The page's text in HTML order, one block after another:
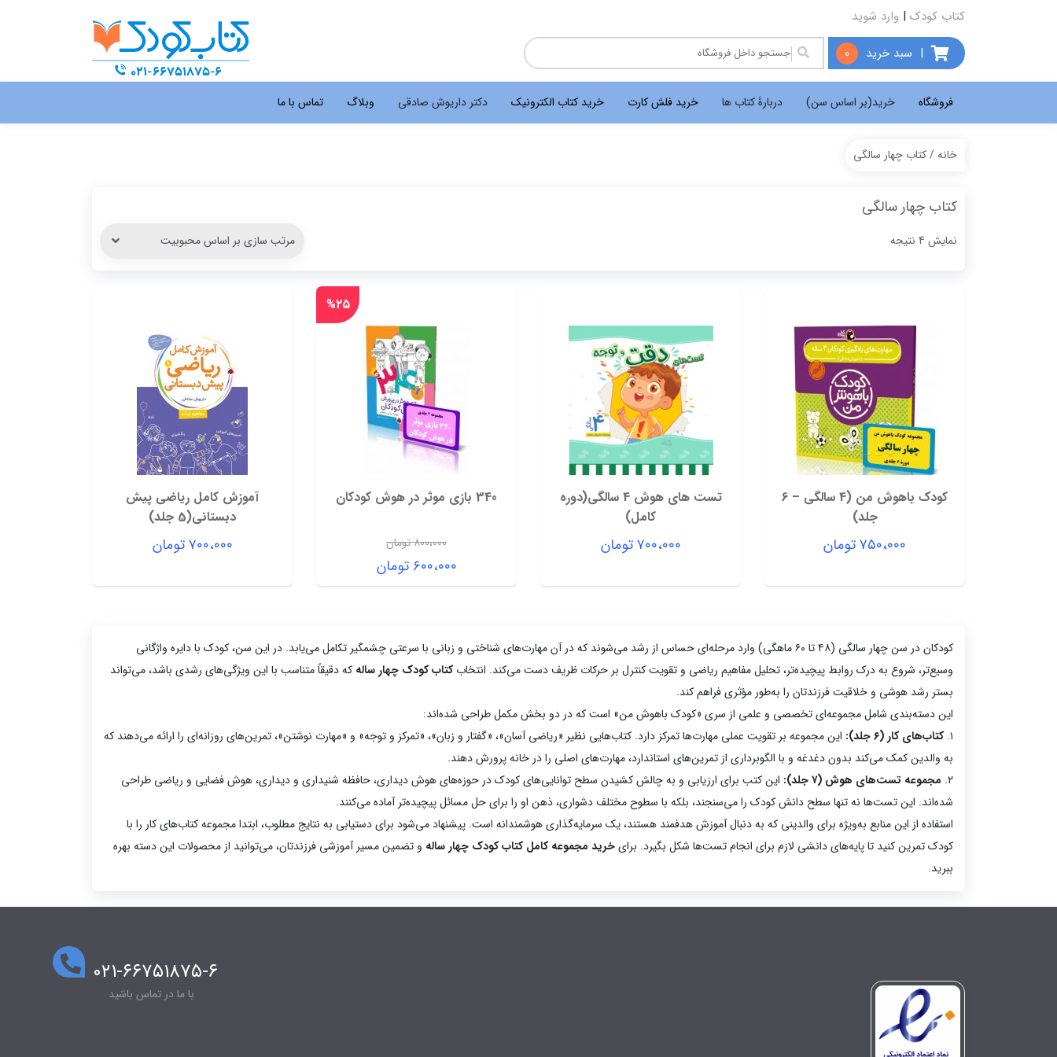
کتاب کودک | وارد شوید
| سبد خرید 0
فروشگاه خرید(بر اساس سن) دربارۀ کتاب ها خرید فلش کارت خرید کتاب الکترونیک دکتر داریوش صادقی وبلاگ تماس با ما
خانه/ کتاب چهار سالگی
کتاب چهار سالگی
نمایش 4 نتیجه
Sorted
کودک باهوش من (4 سالگی – 6
جلد)
۷۵۰،۰۰۰تومان
تست های هوش 4 سالگی(دوره
کامل)
۷۰۰،۰۰۰تومان
340 بازی موثر در هوش کودکان
۸۰۰،۰۰۰تومان
قیمت
اصلی:
۶۰۰،۰۰۰ تومان
قیمت
%۲۵
آموزش کامل ریاضی پیش
دبستانی(5 جلد)
۷۰۰،۰۰۰تومان
کودکان در سن چهار سالگی (۴۸ تا ۶۰ ماهگی) وارد مرحله‌ای حساس از رشد می‌شوند که در آن مهارت‌های شناختی و زبانی با سرعتی چشمگیر تکامل می‌یابد. در این سن، کودک با دایره واژگانی
وسیع‌تر، شروع به درک روابط پیچیده‌تر، تحلیل مفاهیم ریاضی و تقویت کنترل بر حرکات ظریف دست می‌کند. انتخابکتاب کودک چهار ساله که دقیقاً متناسب با این ویژگی‌های رشدی باشد، می‌تواند
بستر رشد هوشی و خلاقیت فرزندتان را به‌طور مؤثری فراهم کند.
این دسته‌بندی شامل مجموعه‌ای تخصصی و علمی از سری «کودک باهوش من» است که در دو بخش مکمل طراحی شده‌اند:
۱. کتاب‌های کار (۶ جلد):
این مجموعه بر تقویت عملی مهارت‌ها تمرکز دارد. کتاب‌هایی نظیر «ریاضی آسان»، «گفتار و زبان»، «تمرکز و توجه» و «مهارت نوشتن»، تمرین‌های روزانه‌ای را ارائه می‌دهند که
به والدین کمک می‌کند بدون دغدغه و با الگوبرداری از تمرین‌های استاندارد، مهارت‌های اصلی را در خانه پرورش دهند.
۲. مجموعه تست‌های هوش (۷ جلد):
این کتب برای ارزیابی و به چالش کشیدن سطح توانایی‌های کودک در حوزه‌های هوش دیداری، حافظه شنیداری و دیداری، هوش فضایی و ریاضی طراحی
شده‌اند. این تست‌ها نه تنها سطح دانش کودک را می‌سنجند، بلکه با سطوح مختلف دشواری، ذهن او را برای حل مسائل پیچیده‌تر آماده می‌کنند.
استفاده از این منابع به‌ویژه برای والدینی که به دنبال آموزش هدفمند هستند، یک سرمایه‌گذاری هوشمندانه است. پیشنهاد می‌شود برای دستیابی به نتایج مطلوب، ابتدا مجموعه کتاب‌های کار را با
کودک تمرین کنید تا پایه‌های دانشی لازم برای انجام تست‌ها شکل بگیرد. برایخرید مجموعه کامل کتاب کودک چهار ساله و تضمین مسیر آموزشی فرزندتان، می‌توانید از محصولات این دسته بهره
ببرید.
۰۲۱-۶۶۷۵۱۸۷۵-۶
با ما در تماس باشید